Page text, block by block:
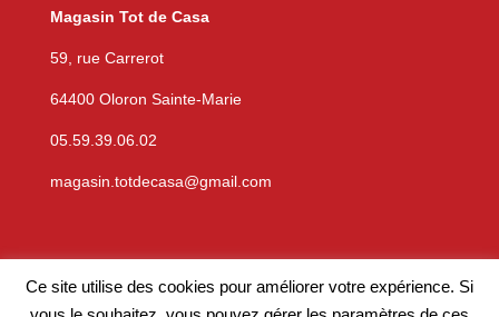
Magasin Tot de Casa
59, rue Carrerot
64400 Oloron Sainte-Marie
05.59.39.06.02
magasin.totdecasa@gmail.com
Ce site utilise des cookies pour améliorer votre expérience. Si